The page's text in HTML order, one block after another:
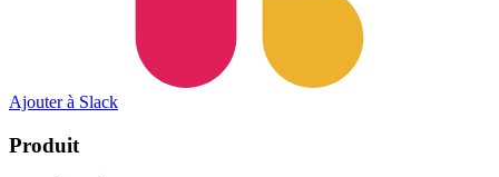
Ajouter à Slack
Produit